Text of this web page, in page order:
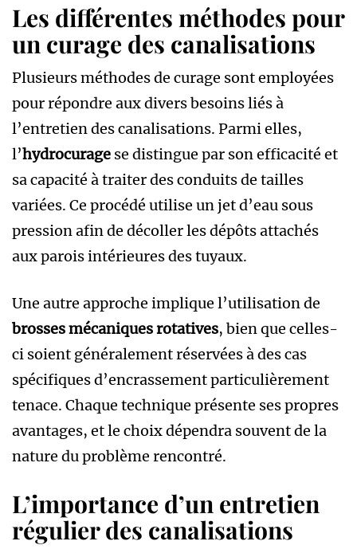
Les différentes méthodes pour
un curage des canalisations
Plusieurs méthodes de curage sont employées
pour répondre aux divers besoins liés à
l’entretien des canalisations. Parmi elles,
l’hydrocurage se distingue par son efficacité et
sa capacité à traiter des conduits de tailles
variées. Ce procédé utilise un jet d’eau sous
pression afin de décoller les dépôts attachés
aux parois intérieures des tuyaux.
Une autre approche implique l’utilisation de
brosses mécaniques rotatives, bien que celles-
ci soient généralement réservées à des cas
spécifiques d’encrassement particulièrement
tenace. Chaque technique présente ses propres
avantages, et le choix dépendra souvent de la
nature du problème rencontré.
L’importance d’un entretien
régulier des canalisations